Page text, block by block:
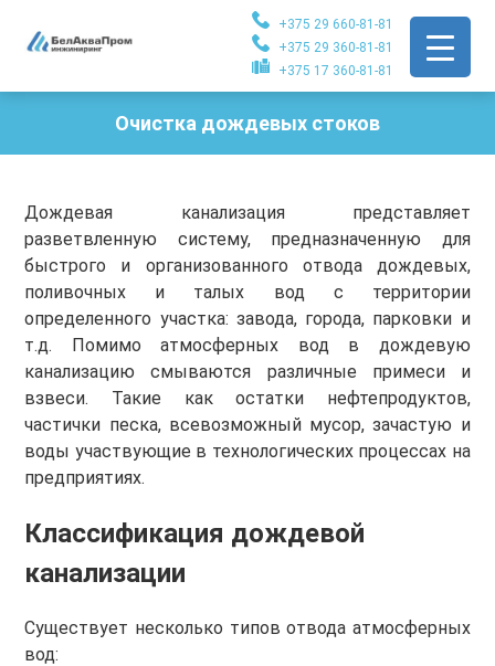
+375 29 660-81-81
+375 29 360-81-81
+375 17 360-81-81
Очистка дождевых стоков
Дождевая канализация представляет
разветвленную систему, предназначенную для
быстрого и организованного отвода дождевых,
поливочных и талых вод с территории
определенного участка: завода, города, парковки и
т.д. Помимо атмосферных вод в дождевую
канализацию смываются различные примеси и
взвеси. Такие как остатки нефтепродуктов,
частички песка, всевозможный мусор, зачастую и
воды участвующие в технологических процессах на
предприятиях.
Классификация дождевой
канализации
Существует несколько типов отвода атмосферных
вод: